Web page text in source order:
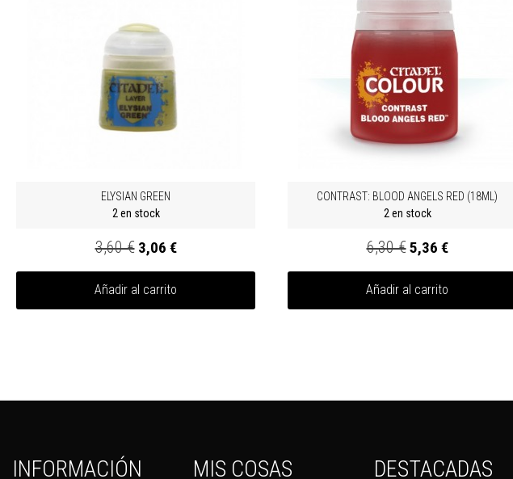
ELYSIAN GREEN
2 en stock
3,60 € 3,06 €
Añadir al carrito
CONTRAST: BLOOD ANGELS RED (18ML)
2 en stock
6,30 €5,36 €
Añadir al carrito
INFORMACIÓN MIS COSAS DESTACADAS